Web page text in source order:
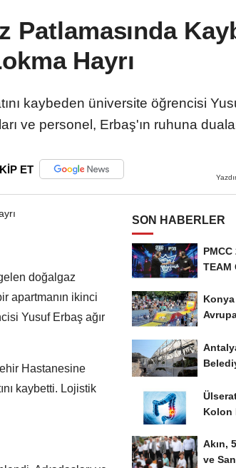
Patlamasında
Hayrı
kaybeden üniversite öğrencisi
ve personel, Erbaş'ın ruhuna
ET
Yazdır
doğalgaz
apartmanın ikinci
Yusuf Erbaş ağır
Hastanesine
kaybetti. Lojistik
SON HABERLER
TEAM
Kolon
Akın,
ve